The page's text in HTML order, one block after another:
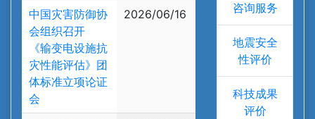
中国灾害防御协
会组织召开
《输变电设施抗
灾性能评估》团
体标准立项论证
会
2026/06/16 咨询服务
地震安全
性评价
科技成果
评价